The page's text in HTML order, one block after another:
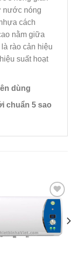
nước nóng
cách
nằm giữa
rào cản hiệu
suất hoạt
dùng
chuẩn 5 sao
Add to
Wishlist